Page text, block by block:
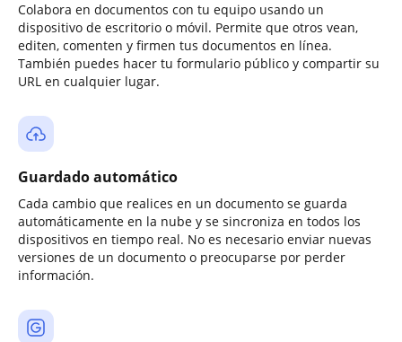
Colabora en documentos con tu equipo usando un
dispositivo de escritorio o móvil. Permite que otros vean,
editen, comenten y firmen tus documentos en línea.
También puedes hacer tu formulario público y compartir su
URL en cualquier lugar.
Guardado automático
Cada cambio que realices en un documento se guarda
automáticamente en la nube y se sincroniza en todos los
dispositivos en tiempo real. No es necesario enviar nuevas
versiones de un documento o preocuparse por perder
información.